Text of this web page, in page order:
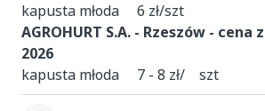
kapusta młoda 6 zł/szt
AGROHURT S.A. - Rzeszów - cena
2026
kapusta młoda 7 - 8 zł/ szt